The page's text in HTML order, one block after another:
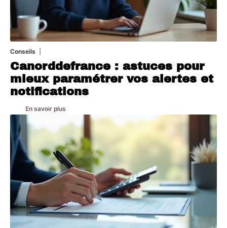
Conseils
Canorddefrance : astuces pour
mieux paramétrer vos alertes et
notifications
En savoir plus